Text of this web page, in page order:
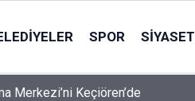
SPOR SIYASET
Merkezi’ni Keçiören’de